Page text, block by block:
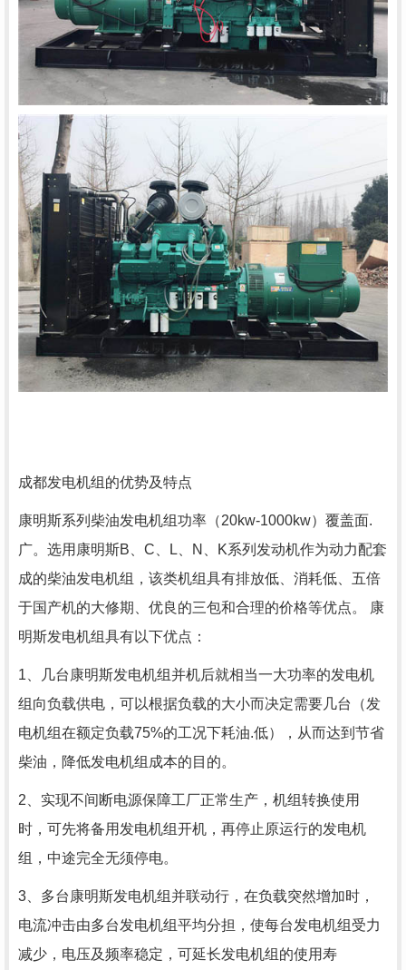
成都发电机组的优势及特点
康明斯系列柴油发电机组功率（20kw-1000kw）覆盖面.
广。选用康明斯B C L N K系列发动机作为动力配套
成的柴油发电机组，该类机组具有排放低、消耗低、五倍
于国产机的大修期、优良的三包和合理的价格等优点。
康
明斯发电机组具有以下优点：
1
几台康明斯发电机组并机后就相当一大功率的发电机
组向负载供电，可以根据负载的大小而决定需要几台（发
电机组在额定负载75%的工况下耗油.低），从而达到节省
柴油，降低发电机组成本的目的。
2 、实现不间断电源保障工厂正常生产，机组转换使用
时，可先将备用发电机组开机，再停止原运行的发电机
组，中途完全无须停电。
3 、多台康明斯发电机组并联动行，在负载突然增加时，
电流冲击由多台发电机组平均分担，使每台发电机组受力
减少，电压及频率稳定，可延长发电机组的使用寿